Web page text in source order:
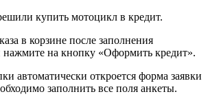
купить мотоцикл в кредит.
в корзине после заполнения
нажмите на кнопку «Оформить кредит».
автоматически откроется форма заявки
заполнить все поля анкеты.